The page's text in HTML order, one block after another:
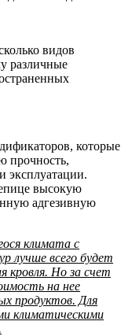
видов
различные
которые
прочность,
эксплуатации.
высокую
адгезивную
климата с
лучше всего будет
кровля. Но за счет
на нее
продуктов. Для
климатическими